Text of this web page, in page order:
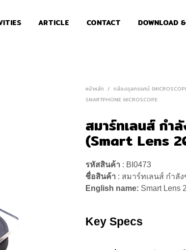
ARTICLE CONTACT DOWNLOAD
หน้าหลัก / กล้องจุลทรรศน์
SMARTPHONE MICROSCOPE
สมาร์ทเลนส์ กำ
(Smart Lens
รหัสสินค้า : BI0473
ชื่อสินค้า : สมาร์ทเลนส์ กำลัง
English name: Smart Lens
Key Specs